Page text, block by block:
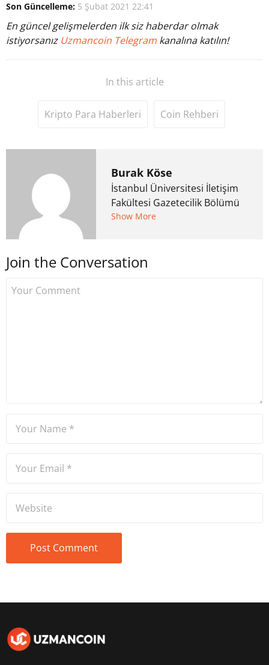
Son Güncelleme: 5 Şubat 2021 22:41
En güncel gelişmelerden ilk siz haberdar olmak
istiyorsanız Uzmancoin Telegram kanalına katılın!
In this article
Kripto Para Haberleri Coin Rehberi
Burak Köse
İstanbul Üniversitesi İletişim
Fakültesi Gazetecilik Bölümü
mezunu. 6 yıl ana akım
kurdu. 2017'nin Mayıs ayından
Show More
Join the Conversation